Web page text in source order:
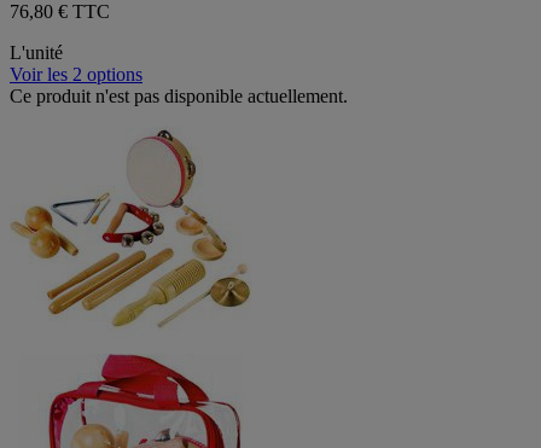
76,80 € TTC
L'unité
Voir les 2 options
Ce produit n'est pas disponible actuellement.